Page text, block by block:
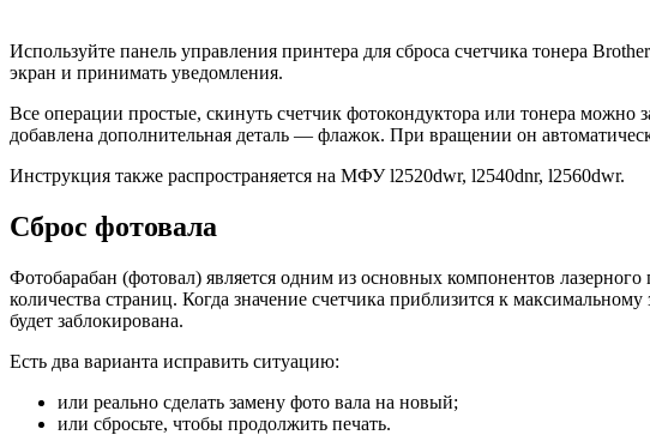
Используйте панель управления принтера для сброса счетчика тонера
экран и принимать уведомления.
Все операции простые, скинуть счетчик фотокондуктора или тонера можно
добавлена ​​дополнительная деталь — флажок. При вращении он
Инструкция также распространяется на МФУ l2520dwr, l2540dnr, l2560dwr.
Сброс фотовала
Фотобарабан (фотовал) является одним из основных компонентов
количества страниц. Когда значение счетчика приблизится к
будет заблокирована.
Есть два варианта исправить ситуацию:
или реально сделать замену фото вала на новый;
или сбросьте, чтобы продолжить печать.